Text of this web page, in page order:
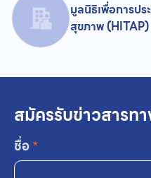
มูลนิธิเพื่อการปร
สุขภาพ (HITAP)
สมัครรับข่าวสารท
ชื่อ*